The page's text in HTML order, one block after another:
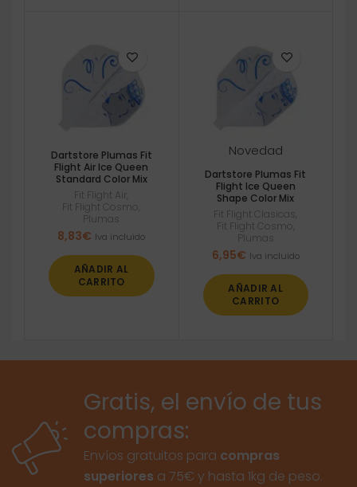
Dartstore Plumas Fit
Flight Air Ice Queen
Standard Color Mix
Fit Flight Air
Fit Flight Cosmo
Plumas
8,83€ Iva incluido
AÑADIR AL
CARRITO
Novedad
Dartstore Plumas Fit
Flight Ice Queen
Shape Color Mix
Fit Flight Clasicas
Fit Flight Cosmo
Plumas
6,95€ Iva incluido
AÑADIR AL
CARRITO
Gratis, el envío de tus
compras:
Envíos gratuitos para compras
superiores a 75€ y hasta 1kg de peso.